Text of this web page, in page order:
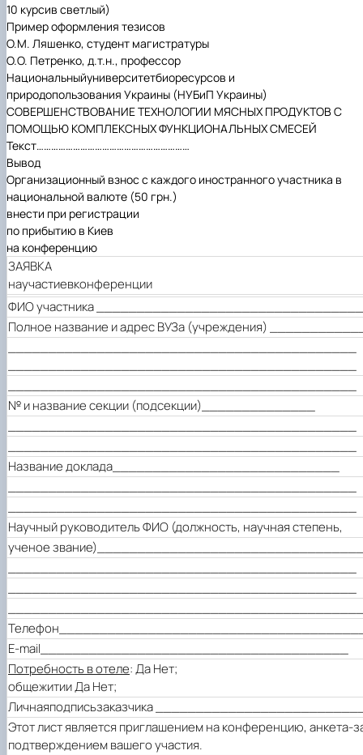
10 курсив светлый)
Пример оформления тезисов
О.М. Ляшенко, студент магистратуры
О.О. Петренко, д.т.н., профессор
Национальныйуниверситетбиоресурсов и
природопользования Украины (НУБиП Украины)
СОВЕРШЕНСТВОВАНИЕ ТЕХНОЛОГИИ МЯCНЫХ ПРОДУКТОВ С
ПОМОЩЬЮ КОМПЛЕКСНЫХ ФУНКЦИОНАЛЬНЫХ СМЕСЕЙ
Текст………………………………………………………
Вывод
Организационный взнос с каждого иностранного участника в
национальной валюте (50 грн.)
внести при регистрации
по прибытию в Киев
на конференцию
ЗАЯВКА
научастиевконференции
ФИО участника
Полное название и адрес ВУЗа (учреждения)
№ и название секции (подсекции)______________
Название доклада____________________________
Научный руководительФИО (должность, научная степень,
ученое
E-mail______________________________________
Потребность в отеле: Да Нет;
общежитии Да Нет;
Личнаяподписьзаказчика
Этот лист является приглашением на конференцию, анкета-
подтверждением вашего участия.